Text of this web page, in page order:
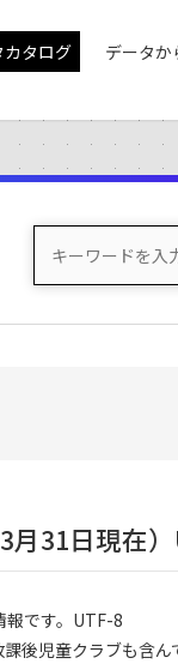
カタログ データか
月31日現在
報です。UTF-8
後児童クラブも含ん